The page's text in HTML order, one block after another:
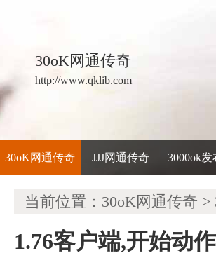
30oK网通传奇
http://www.qklib.com
30oK网通传奇 JJJ网通传奇 3000ok发
当前位置： 30oK网通传奇 >
1.76客户端,开始动